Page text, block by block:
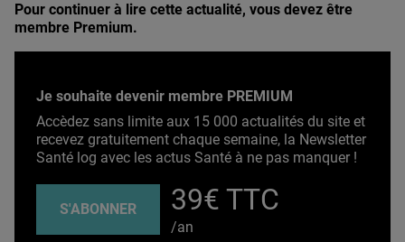
Pour continuer à lire cette actualité, vous devez être
membre Premium.
Je souhaite devenir membre PREMIUM
Accèdez sans limite aux 15 000 actualités du site et
recevez gratuitement chaque semaine, la Newsletter
Santé log avec les actus Santé à ne pas manquer !
S'ABONNER 39€ TTC
/an